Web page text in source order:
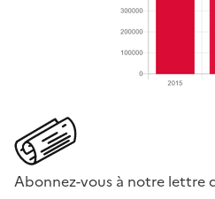
Abonnez-vous à notre lettre